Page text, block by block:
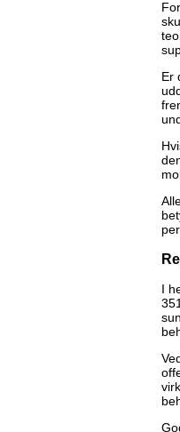
Er
I